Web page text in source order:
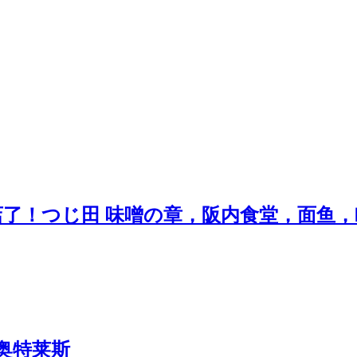
！つじ田 味噌の章，阪内食堂，面鱼
特莱斯